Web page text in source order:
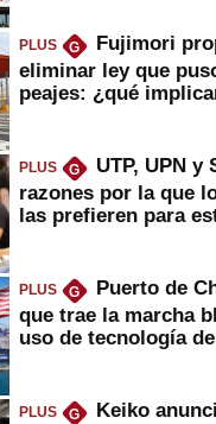
PLUS G
Fujimori
eliminar ley que
peajes: ¿qué
PLUS G
UTP, UPN y
razones por la que
las prefieren para
PLUS G
Puerto de
que trae la marcha
uso de tecnología
PLUS G
Keiko